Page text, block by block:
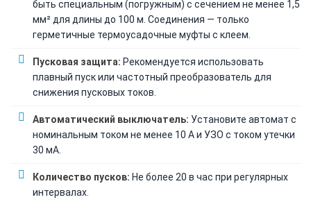
быть специальным (погружным) с сечением не менее 1,5
мм² для длины до 100 м. Соединения — только
герметичные термоусадочные муфты с клеем.
Пусковая защита: Рекомендуется использовать
плавный пуск или частотный преобразователь для
снижения пусковых токов.
Автоматический выключатель: Установите автомат с
номинальным током не менее 10 А и УЗО с током утечки
30 мА.
Количество пусков: Не более 20 в час при регулярных
интервалах.